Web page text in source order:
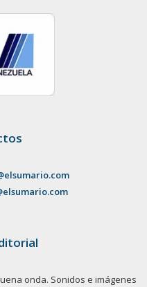
onda. Sonidos e imágenes